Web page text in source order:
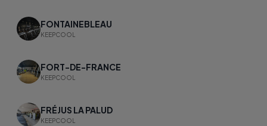
FONTAINEBLEAU
KEEPCOOL
FORT-DE-FRANCE
KEEPCOOL
FRÉJUS LA PALUD
KEEPCOOL